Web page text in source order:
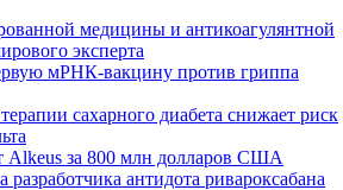
медицины и антикоагулянтной
эксперта
мРНК‑вакцину против гриппа
сахарного диабета снижает риск
Alkeus за 800 млн долларов США
антидота ривароксабана